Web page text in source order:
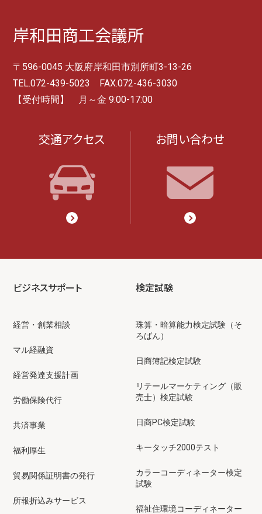
岸和田商工会議所
〒596-0045 大阪府岸和田市別所町3-13-26
TEL.072-439-5023 FAX.072-436-3030
【受付時間】 月～金 9:00-17:00
交通アクセス お問い合わせ
ビジネスサポート
経営・創業相談
マル経融資
経営発達支援計画
労働保険代行
共済事業
福利厚生
貿易関係証明書の発行
所報折込みサービス
検定試験
珠算・暗算能力検定試験（そ
ろばん）
日商簿記検定試験
リテールマーケティング（販
売士）検定試験
日商PC検定試験
キータッチ2000テスト
カラーコーディネーター検定
試験
福祉住環境コーディネーター